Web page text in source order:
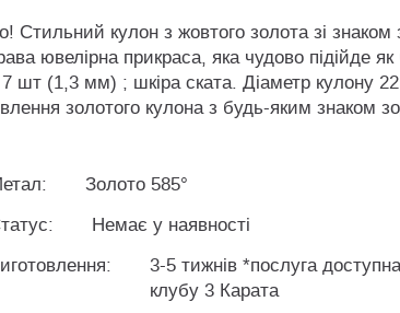
кулон з жовтого золота зі знаком
ювелірна прикраса, яка чудово підійде як
шт (1,3 мм) ; шкіра ската. Діаметр кулону
золотого кулона з будь-яким знаком
Золото 585°
Немає у наявності
3-5 тижнів *послуга
клубу 3 Карата